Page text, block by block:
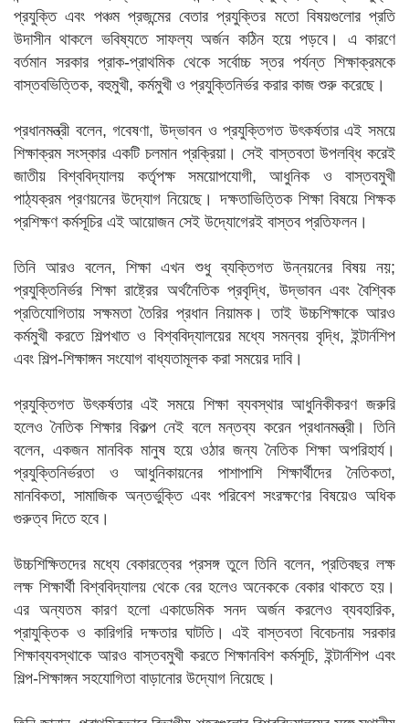
প্রযুক্তি এবং পঞ্চম প্রজন্মের বেতার প্রযুক্তির মতো বিষয়গুলোর প্রতি
উদাসীন থাকলে ভবিষ্যতে সাফল্য অর্জন কঠিন হয়ে পড়বে। এ কারণে
বর্তমান সরকার প্রাক-প্রাথমিক থেকে সর্বোচ্চ স্তর পর্যন্ত শিক্ষাক্রমকে
বাস্তবভিত্তিক, বহুমুখী, কর্মমুখী ও প্রযুক্তিনির্ভর করার কাজ শুরু করেছে।
প্রধানমন্ত্রী বলেন, গবেষণা, উদ্ভাবন ও প্রযুক্তিগত উৎকর্ষতার এই সময়ে
শিক্ষাক্রম সংস্কার একটি চলমান প্রক্রিয়া। সেই বাস্তবতা উপলব্ধি করেই
জাতীয় বিশ্ববিদ্যালয় কর্তৃপক্ষ সময়োপযোগী, আধুনিক ও বাস্তবমুখী
পাঠ্যক্রম প্রণয়নের উদ্যোগ নিয়েছে। দক্ষতাভিত্তিক শিক্ষা বিষয়ে শিক্ষক
প্রশিক্ষণ কর্মসূচির এই আয়োজন সেই উদ্যোগেরই বাস্তব প্রতিফলন।
তিনি আরও বলেন, শিক্ষা এখন শুধু ব্যক্তিগত উন্নয়নের বিষয় নয়;
প্রযুক্তিনির্ভর শিক্ষা রাষ্ট্রের অর্থনৈতিক প্রবৃদ্ধি, উদ্ভাবন এবং বৈশ্বিক
প্রতিযোগিতায় সক্ষমতা তৈরির প্রধান নিয়ামক। তাই উচ্চশিক্ষাকে আরও
কর্মমুখী করতে শিল্পখাত ও বিশ্ববিদ্যালয়ের মধ্যে সমন্বয় বৃদ্ধি, ইন্টার্নশিপ
এবং শিল্প-শিক্ষাঙ্গন সংযোগ বাধ্যতামূলক করা সময়ের দাবি।
প্রযুক্তিগত উৎকর্ষতার এই সময়ে শিক্ষা ব্যবস্থার আধুনিকীকরণ জরুরি
হলেও নৈতিক শিক্ষার বিকল্প নেই বলে মন্তব্য করেন প্রধানমন্ত্রী। তিনি
বলেন, একজন মানবিক মানুষ হয়ে ওঠার জন্য নৈতিক শিক্ষা অপরিহার্য।
প্রযুক্তিনির্ভরতা ও আধুনিকায়নের পাশাপাশি শিক্ষার্থীদের নৈতিকতা,
মানবিকতা, সামাজিক অন্তর্ভুক্তি এবং পরিবেশ সংরক্ষণের বিষয়েও অধিক
গুরুত্ব দিতে হবে।
উচ্চশিক্ষিতদের মধ্যে বেকারত্বের প্রসঙ্গ তুলে তিনি বলেন, প্রতিবছর লক্ষ
লক্ষ শিক্ষার্থী বিশ্ববিদ্যালয় থেকে বের হলেও অনেককে বেকার থাকতে হয়।
এর অন্যতম কারণ হলো একাডেমিক সনদ অর্জন করলেও ব্যবহারিক,
প্রাযুক্তিক ও কারিগরি দক্ষতার ঘাটতি। এই বাস্তবতা বিবেচনায় সরকার
শিক্ষাব্যবস্থাকে আরও বাস্তবমুখী করতে শিক্ষানবিশ কর্মসূচি, ইন্টার্নশিপ এবং
শিল্প-শিক্ষাঙ্গন সহযোগিতা বাড়ানোর উদ্যোগ নিয়েছে।